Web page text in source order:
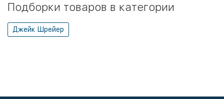
Подборки товаров в категории
Джейк Шрейер